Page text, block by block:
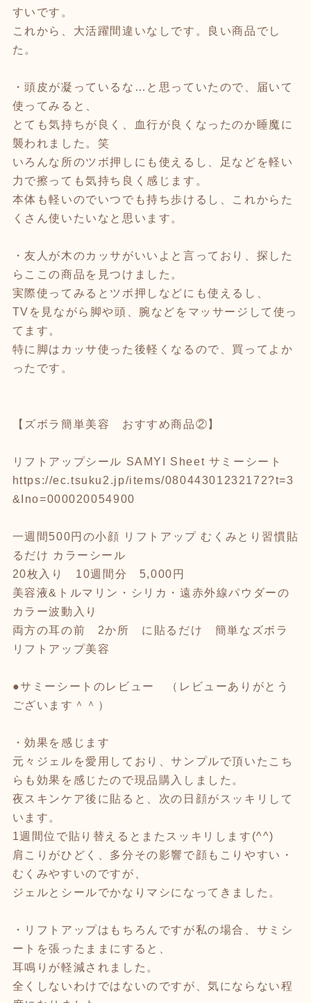
すいです。
これから、大活躍間違いなしです。良い商品でし
た。
・頭皮が凝っているな…と思っていたので、届いて
使ってみると、
とても気持ちが良く、血行が良くなったのか睡魔に
襲われました。笑
いろんな所のツボ押しにも使えるし、足などを軽い
力で擦っても気持ち良く感じます。
本体も軽いのでいつでも持ち歩けるし、これからた
くさん使いたいなと思います。
・友人が木のカッサがいいよと言っており、探した
らここの商品を見つけました。
実際使ってみるとツボ押しなどにも使えるし、
TVを見ながら脚や頭、腕などをマッサージして使っ
てます。
特に脚はカッサ使った後軽くなるので、買ってよか
ったです。
【ズボラ簡単美容 おすすめ商品②】
リフトアップシール SAMYI Sheet サミーシート
https://ec.tsuku2.jp/items/08044301232172?t=3
&Ino=000020054900
一週間500円の小顔 リフトアップ むくみとり習慣貼
るだけ カラーシール
20枚入り 10週間分 5,000円
美容液&トルマリン・シリカ・遠赤外線パウダーの
カラー波動入り
両方の耳の前 2か所 に貼るだけ 簡単なズボラ
リフトアップ美容
●サミーシートのレビュー （レビューありがとう
ございます＾＾）
・効果を感じます
元々ジェルを愛用しており、サンプルで頂いたこち
らも効果を感じたので現品購入しました。
夜スキンケア後に貼ると、次の日顔がスッキリして
います。
1週間位で貼り替えるとまたスッキリします(^^)
肩こりがひどく、多分その影響で顔もこりやすい・
むくみやすいのですが、
ジェルとシールでかなりマシになってきました。
・リフトアップはもちろんですが私の場合、サミシ
ートを張ったままにすると、
耳鳴りが軽減されました。
全くしないわけではないのですが、気にならない程